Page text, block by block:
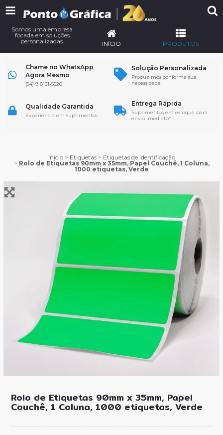
Somos uma empresa
focada em soluções
personalizadas.
INÍCIO PRODUTOS
Chame no WhatsApp
Agora Mesmo
(54) 9 8131-5526
Solução Personalizada
Produzimos conforme sua
necessidade
Qualidade Garantida
Experiência em suprimentos
Entrega Rápida
Suprimentos em estoque para
envio imediato*
Início > Etiquetas > Etiquetas de Identificação
> Rolo de Etiquetas 90mm x 35mm, Papel Couchê, 1 Coluna,
1000 etiquetas, Verde
Rolo de Etiquetas 90mm x 35mm, Papel
Couchê, 1 Coluna, 1000 etiquetas, Verde